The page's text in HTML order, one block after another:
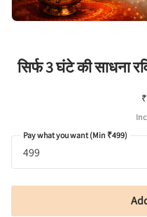
सिर्फ 3 घंटे की साधना
₹
Pay what you want (Min ₹499)